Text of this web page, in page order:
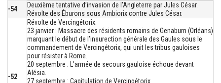
-54
Deuxième tentative d’invasion de l’Angleterre par Jules César.
Révolte des Éburons sous Ambiorix contre Jules César.
-52
Révolte de Vercingétorix.
23 janvier : Massacre des résidents romains de Genabum (Orléans)
marquant le début de l’insurection générale des Gaules sous le
commandement de Vercingétorix, qui unit les tribus gauloises
pour résister à Rome.
20 septembre : L’armée de secours gauloise échoue devant
Alésia.
27 septembre : Capitulation de Vercingétorix.